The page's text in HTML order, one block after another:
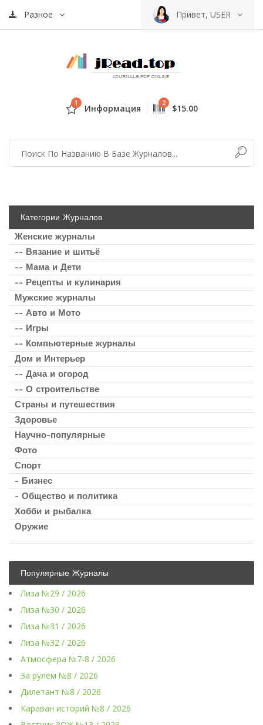
Разное Привет, USER
1 Информация 2 $15.00
Категории Журналов
Женские журналы
-- Вязание и шитьё
-- Мама и Дети
-- Рецепты и кулинария
Мужские журналы
-- Авто и Мото
-- Игры
-- Компьютерные журналы
Дом и Интерьер
-- Дача и огород
-- О строительстве
Страны и путешествия
Здоровье
Научно-популярные
Фото
Спорт
- Бизнес
- Общество и политика
Хобби и рыбалка
Оружие
Популярные Журналы
Лиза №29 / 2026
Лиза №30 / 2026
Лиза №31 / 2026
Лиза №32 / 2026
Атмосфера №7-8 / 2026
За рулем №8 / 2026
Дилетант №8 / 2026
Караван историй №8 / 2026